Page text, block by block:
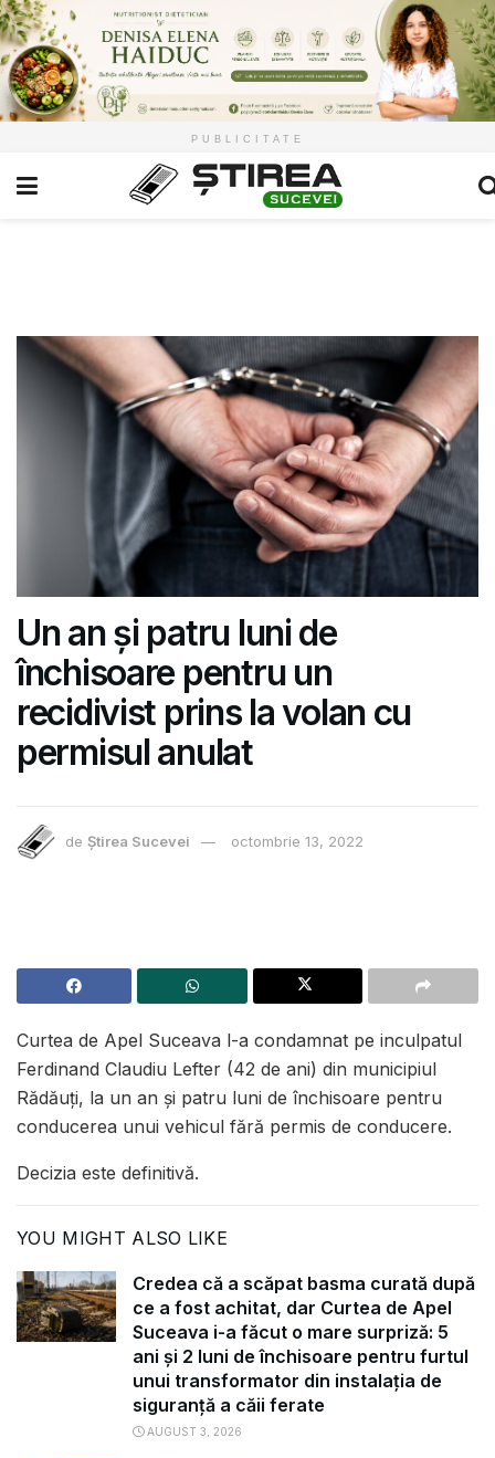
PUBLICITATE
Un an și patru luni de
închisoare pentru un
recidivist prins la volan cu
permisul anulat
de Știrea Sucevei octombrie 13, 2022
Curtea de Apel Suceava l-a condamnat pe inculpatul
Ferdinand Claudiu Lefter (42 de ani) din municipiul
Rădăuți, la un an și patru luni de închisoare pentru
conducerea unui vehicul fără permis de conducere.
Decizia este definitivă.
YOU MIGHT ALSO LIKE
Credea că a scăpat basma curată după
ce a fost achitat, dar Curtea de Apel
Suceava i-a făcut o mare surpriză: 5
ani și 2 luni de închisoare pentru furtul
unui transformator din instalația de
siguranță a căii ferate
AUGUST 3, 2026